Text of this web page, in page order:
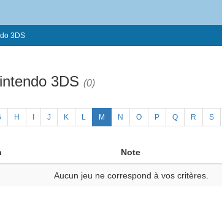
3DS
3DS (0)
H J K L M N O P Q R S
Note
Aucun jeu ne correspond à vos critères.